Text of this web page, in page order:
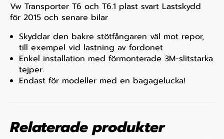
Vw Transporter T6 och T6.1 plast svart Lastskydd
för 2015 och senare bilar
Skyddar den bakre stötfångaren väl mot repor,
till exempel vid lastning av fordonet
Enkel installation med förmonterade 3M-slitstarka
tejper.
Endast för modeller med en bagagelucka!
Relaterade produkter